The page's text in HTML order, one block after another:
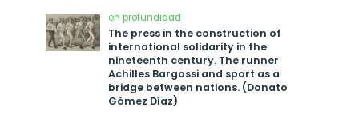
en profundidad
The press in the construction of
international solidarity in the
nineteenth century. The runner
Achilles Bargossi and sport as a
bridge between nations. (Donato
Gómez Díaz)